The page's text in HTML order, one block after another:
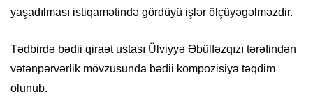
yaşadılması istiqamətində gördüyü işlər ölçüyəgəlməzdir.
Tədbirdə bədii qiraət ustası Ülviyyə Əbülfəzqızı tərəfindən
vətənpərvərlik mövzusunda bədii kompozisiya təqdim
olunub.